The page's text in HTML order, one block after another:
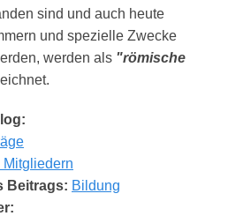
sind und auch heute
und spezielle Zwecke
werden als "römische
Mitgliedern
Beitrags: Bildung